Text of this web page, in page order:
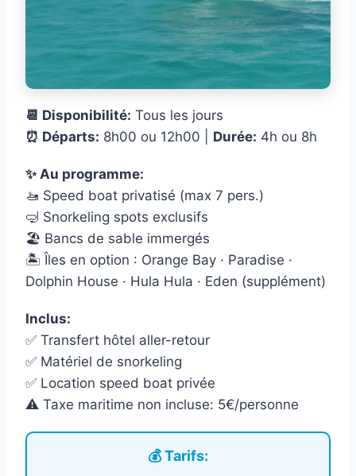
📆 Disponibilité: Tous les jours
⏰ Départs: 8h00 ou 12h00 | Durée: 4h ou 8h
✨ Au programme:
🚤 Speed boat privatisé (max 7 pers.)
🤿 Snorkeling spots exclusifs
🏖️ Bancs de sable immergés
🏝️ Îles en option : Orange Bay · Paradise ·
Dolphin House · Hula Hula · Eden (supplément)
Inclus:
✅ Transfert hôtel aller-retour
✅ Matériel de snorkeling
✅ Location speed boat privée
⚠️ Taxe maritime non incluse: 5€/personne
💰 Tarifs: